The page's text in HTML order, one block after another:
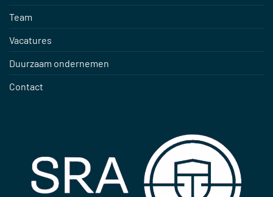
Team
Vacatures
Duurzaam ondernemen
Contact